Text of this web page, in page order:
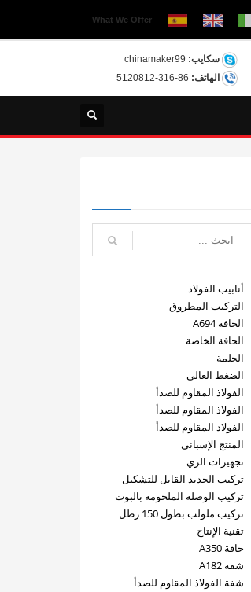
What We Offer
سكايب:
الهاتف:
أنابيب الفولاذ
التركيب المطروق
الحافة A694
الحافة الخاصة
الحلمة
الضغط العالي
الفولاذ المقاوم للصدأ
الفولاذ المقاوم للصدأ
الفولاذ المقاوم للصدأ
المنتج الإسباني
تجهيزات الري
تركيب الحديد القابل للتشكيل
تركيب الوصلة الملحومة بالبوت
تركيب ملولب بطول 150 رطل
تقنية الإنتاج
حافة A350
شفة A182
شفة الفولاذ المقاوم للصدأ